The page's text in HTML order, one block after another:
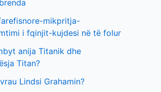
mikpritja-
i fqinjit-kujdesi në të folur
anija Titanik dhe
Titan?
Lindsi Grahamin?